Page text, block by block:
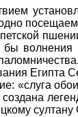
«слуга